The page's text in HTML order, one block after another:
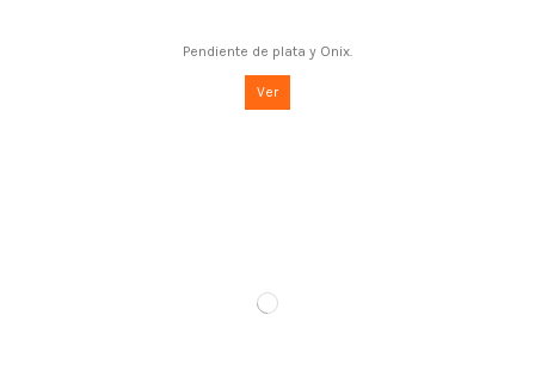
Pendiente de plata y Onix.
Ver